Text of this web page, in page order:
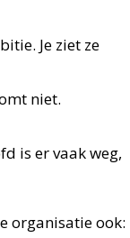
Je ziet ze
niet.
is er vaak weg,
organisatie ook: